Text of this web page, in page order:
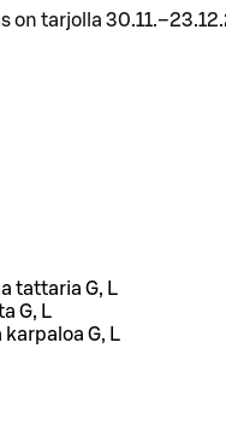
on tarjolla
tattaria G, L
G, L
G, L